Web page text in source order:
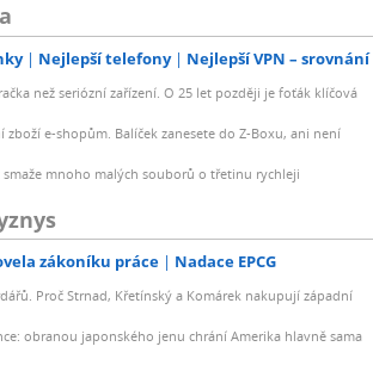
Nejlepší telefony Nejlepší VPN – srovnání
než seriózní zařízení. O 25 let později je foťák klíčová
zboží e-shopům. Balíček zanesete do Z-Boxu, ani není
mnoho malých souborů o třetinu rychleji
zákoníku práce Nadace EPCG
Proč Strnad, Křetínský a Komárek nakupují západní
obranou japonského jenu chrání Amerika hlavně sama